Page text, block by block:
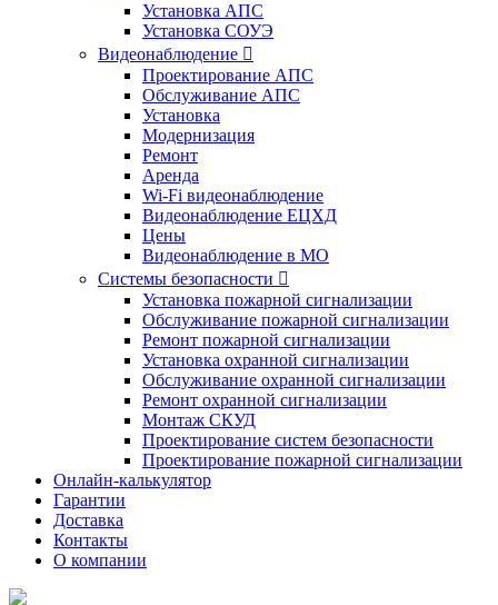
Установка АПС
Установка СОУЭ
Видеонаблюдение 
Проектирование АПС
Обслуживание АПС
Установка
Модернизация
Ремонт
Аренда
Wi-Fi видеонаблюдение
Видеонаблюдение ЕЦХД
Цены
Видеонаблюдение в МО
Системы безопасности 
Установка пожарной сигнализации
Обслуживание пожарной сигнализации
Ремонт пожарной сигнализации
Установка охранной сигнализации
Обслуживание охранной сигнализации
Ремонт охранной сигнализации
Монтаж СКУД
Проектирование систем безопасности
Проектирование пожарной сигнализации
Онлайн-калькулятор
Гарантии
Доставка
Контакты
О компании